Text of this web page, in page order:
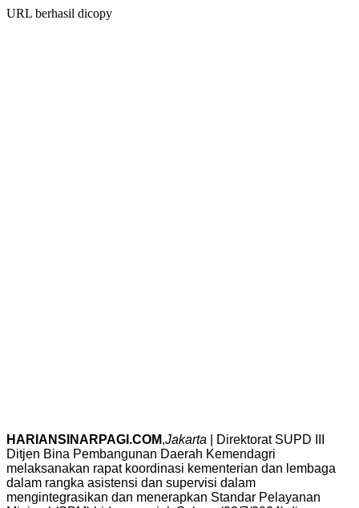
URL berhasil dicopy
HARIANSINARPAGI.COM,Jakarta | Direktorat SUPD III
Ditjen Bina Pembangunan Daerah Kemendagri
melaksanakan rapat koordinasi kementerian dan lembaga
dalam rangka asistensi dan supervisi dalam
mengintegrasikan dan menerapkan Standar Pelayanan